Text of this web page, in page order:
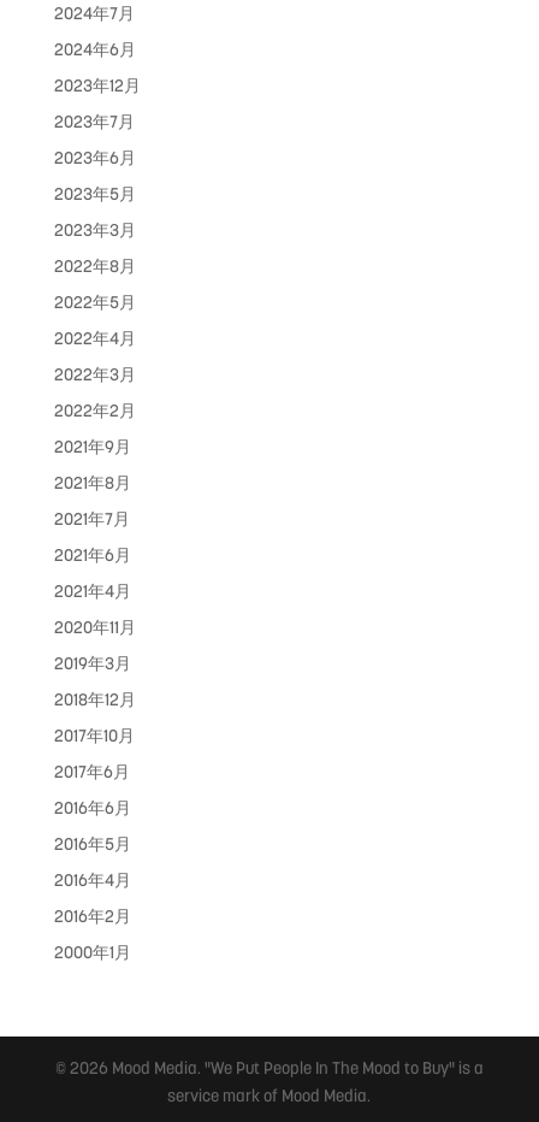
2024年7月
2024年6月
2023年12月
2023年7月
2023年6月
2023年5月
2023年3月
2022年8月
2022年5月
2022年4月
2022年3月
2022年2月
2021年9月
2021年8月
2021年7月
2021年6月
2021年4月
2020年11月
2019年3月
2018年12月
2017年10月
2017年6月
2016年6月
2016年5月
2016年4月
2016年2月
2000年1月
© 2026 Mood Media. "We Put People In The Mood to Buy" is a
service mark of Mood Media.